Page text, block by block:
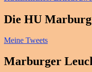
Die HU
Meine Tweets
Marburger